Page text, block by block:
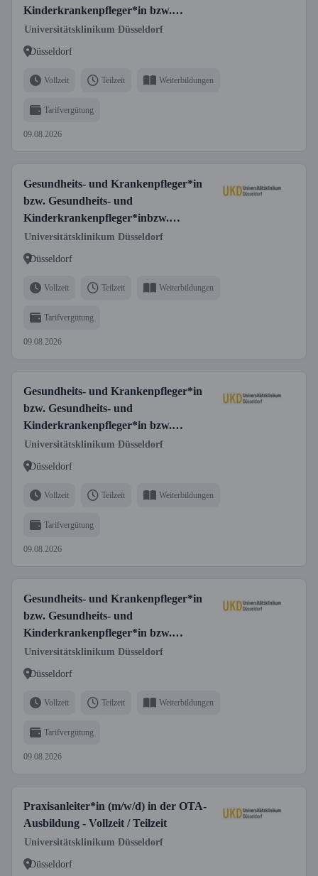
Kinderkrankenpfleger*in bzw.
Fachgesundheits- und
Krankenpfleger*in für Anästhesie und
und Kinderkrankenpfleger*in für
Universitätsklinikum Düsseldorf
Düsseldorf
Vollzeit Teilzeit Weiterbildungen
Tarifvergütung
09.08.2026
Gesundheits- und Krankenpfleger*in
bzw. Gesundheits- und
Kinderkrankenpfleger*inbzw.
Fachgesundheits- und
Krankenpfleger*in für Onkologie bzw.
Kinderkrankenpfleger*in für Onkologie
Vollzeit/Teilzeit
Universitätsklinikum Düsseldorf
Düsseldorf
Vollzeit Teilzeit Weiterbildungen
Tarifvergütung
09.08.2026
Gesundheits- und Krankenpfleger*in
bzw. Gesundheits- und
Kinderkrankenpfleger*in bzw.
Fachgesundheits- und
Krankenpfleger*in für Anästhesie und
und Kinderkrankenpfleger*in für
Universitätsklinikum Düsseldorf
Düsseldorf
Vollzeit Teilzeit Weiterbildungen
Tarifvergütung
09.08.2026
Gesundheits- und Krankenpfleger*in
bzw. Gesundheits- und
Kinderkrankenpfleger*in bzw.
Fachgesundheits- und
Krankenpfleger*in für Anästhesie und
und Kinderkrankenpfleger*in für
Universitätsklinikum Düsseldorf
Düsseldorf
Vollzeit Teilzeit Weiterbildungen
Tarifvergütung
09.08.2026
Praxisanleiter*in (m/w/d) in der OTA-
Ausbildung - Vollzeit / Teilzeit
Universitätsklinikum Düsseldorf
Düsseldorf